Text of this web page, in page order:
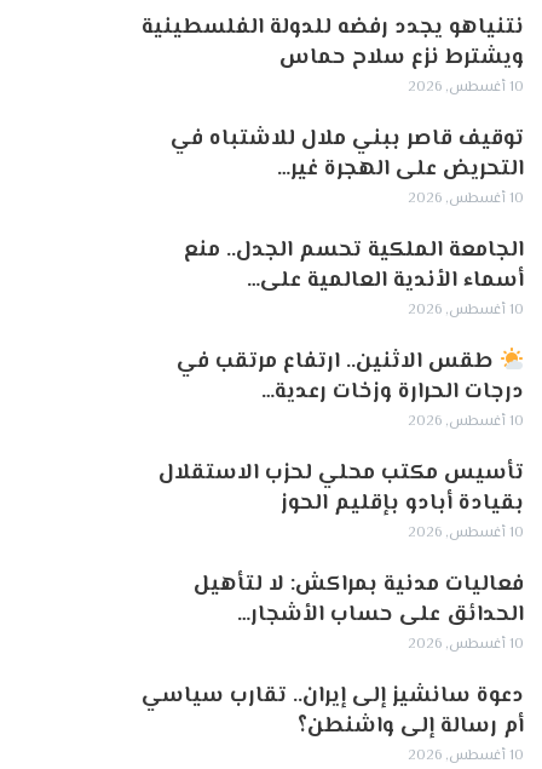
نتنياهو يجدد رفضه للدولة الفلسطينية
ويشترط نزع سلاح حماس
10 أغسطس, 2026
توقيف قاصر ببني ملال للاشتباه في
التحريض على الهجرة غير…
10 أغسطس, 2026
الجامعة الملكية تحسم الجدل.. منع
أسماء الأندية العالمية على…
10 أغسطس, 2026
طقس الاثنين.. ارتفاع مرتقب في
درجات الحرارة وزخات رعدية…
10 أغسطس, 2026
تأسيس مكتب محلي لحزب الاستقلال
بقيادة أبادو بإقليم الحوز
10 أغسطس, 2026
فعاليات مدنية بمراكش: لا لتأهيل
الحدائق على حساب الأشجار…
10 أغسطس, 2026
دعوة سانشيز إلى إيران.. تقارب سياسي
أم رسالة إلى واشنطن؟
10 أغسطس, 2026